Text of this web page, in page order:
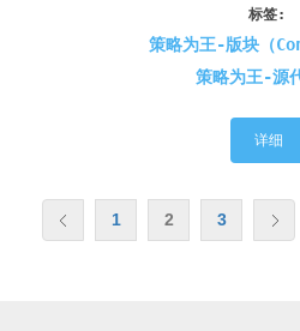
标签:
策略为王-版块（
策略为王-源
详细
1 2 3